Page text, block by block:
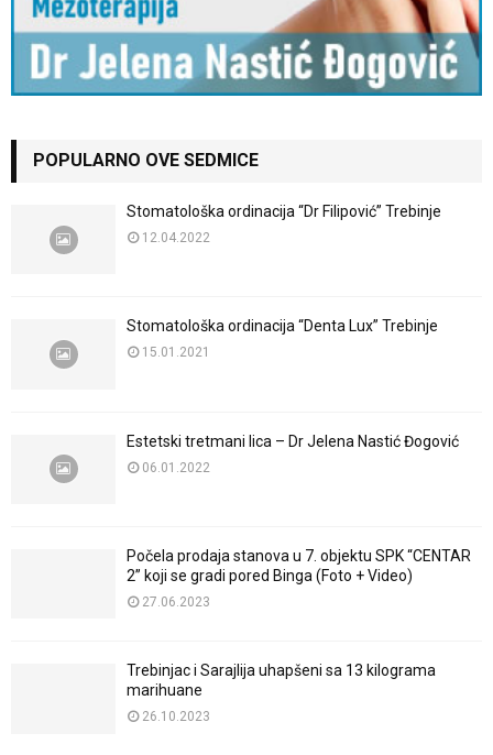
POPULARNO OVE SEDMICE
Stomatološka ordinacija “Dr Filipović” Trebinje
12.04.2022
Stomatološka ordinacija “Denta Lux” Trebinje
15.01.2021
Estetski tretmani lica – Dr Jelena Nastić Đogović
06.01.2022
Počela prodaja stanova u 7. objektu SPK “CENTAR
2” koji se gradi pored Binga (Foto + Video)
27.06.2023
Trebinjac i Sarajlija uhapšeni sa 13 kilograma
marihuane
26.10.2023